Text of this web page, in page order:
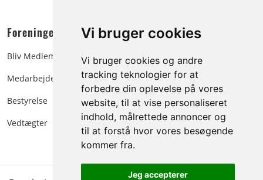
Vi bruger cookies
Vi bruger cookies og andre
tracking teknologier for at
forbedre din oplevelse på vores
website, til at vise personaliseret
indhold, målrettede annoncer og
til at forstå hvor vores besøgende
kommer fra.
Jeg accepterer
Foreningen:
Bliv Medlem
Medarbejdere
Bestyrelse
Vedtægter